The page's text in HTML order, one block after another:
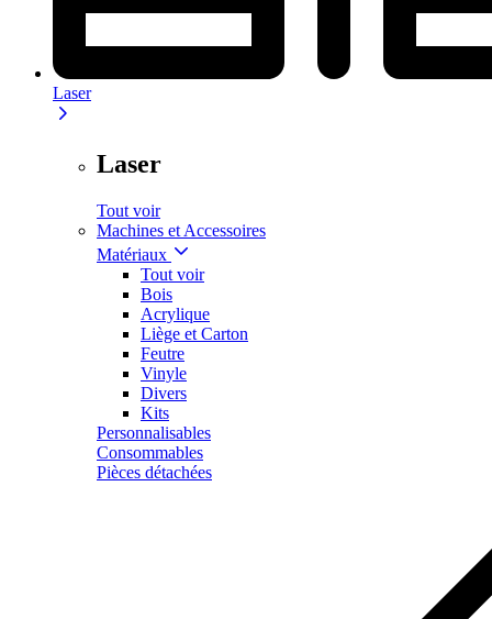
Laser
Laser
Tout voir
Machines et Accessoires
Matériaux
Tout voir
Bois
Acrylique
Liège et Carton
Feutre
Vinyle
Divers
Kits
Personnalisables
Consommables
Pièces détachées